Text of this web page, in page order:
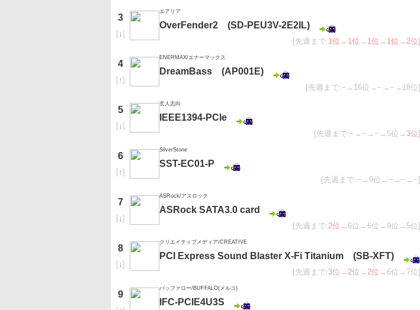
3
[↓]
エアリア
OverFender2 (SD-PEU3V-2E2IL)
[先週まで:1位 → 1位 → 1位 → 1位 → 2位]
4
[↑]
ENERMAX/エナーマックス
DreamBass (AP001E)
[先週まで:−→16位→−→−→18位]
5
[↓]
玄人志向
IEEE1394-PCIe
[先週まで:−→−→−→5位→ 3位]
6
[↑]
SilverStone
SST-EC01-P
[先週まで:−→9位→−→−→−]
7
[↓]
ASRock/アスロック
ASRock SATA3.0 card
[先週まで:2位 →6位→6位→9位→5位]
8
[↓]
クリエイティブメディア/CREATIVE
PCI Express Sound Blaster X-Fi Titanium (SB-XFT)
[先週まで:3位 → 2位 → 2位 →6位→7位]
9
バッファロー/BUFFALO(メルコ)
IFC-PCIE4U3S